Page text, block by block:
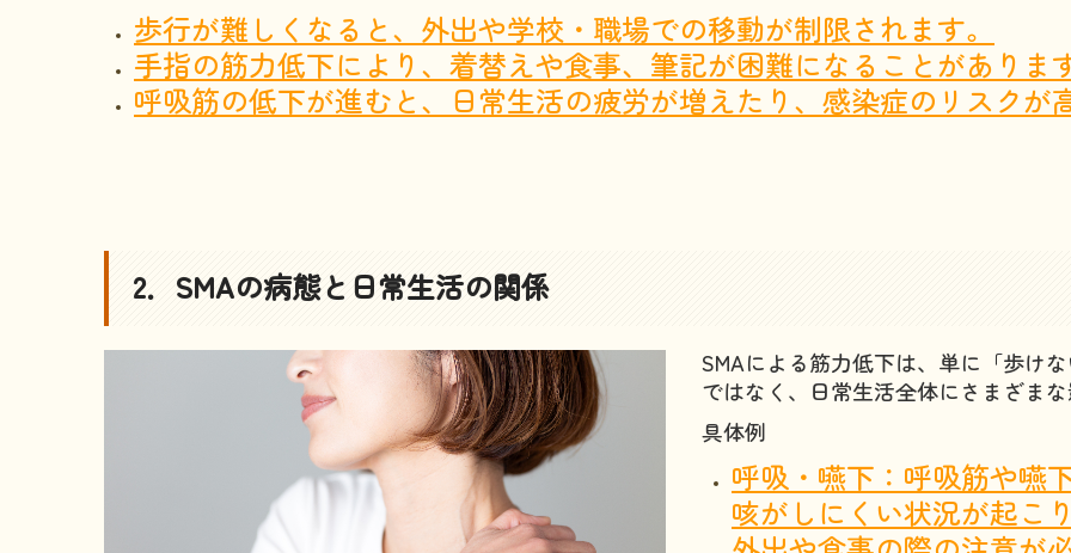
歩行が難しくなると、外出や学校・職場での移動が制限されます。
手指の筋力低下により、着替えや食事、筆記が困難になることがありま
呼吸筋の低下が進むと、日常生活の疲労が増えたり、感染症のリスクが
2．SMAの病態と日常生活の関係
SMAによる筋力低下は、単に「歩け
ではなく、日常生活全体にさまざまな
具体例
呼吸・嚥下：呼吸筋や嚥
咳がしにくい状況が起こ